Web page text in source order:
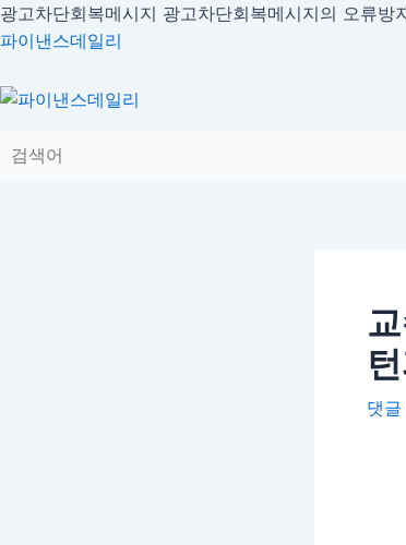
광고차단회복메시지 광고차단회복메시지의 오류방
파이낸스데일리
댓글